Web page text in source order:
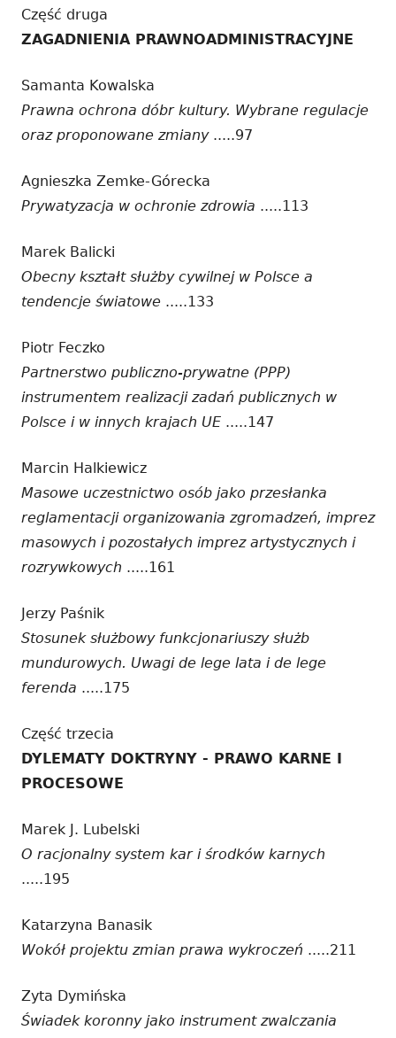
Część druga
ZAGADNIENIA PRAWNOADMINISTRACYJNE
Samanta Kowalska
Prawna ochrona dóbr kultury. Wybrane regulacje
oraz proponowane zmiany.....97
Agnieszka Zemke-Górecka
Prywatyzacja w ochronie zdrowia .....113
Marek Balicki
Obecny kształt służby cywilnej w Polsce a
tendencje światowe .....133
Piotr Feczko
Partnerstwo publiczno-prywatne (PPP)
instrumentem realizacji zadań publicznych w
Polsce i w innych krajach UE .....147
Marcin Halkiewicz
Masowe uczestnictwo osób jako przesłanka
reglamentacji organizowania zgromadzeń, imprez
masowych i pozostałych imprez artystycznych i
rozrywkowych .....161
Jerzy Paśnik
Stosunek służbowy funkcjonariuszy służb
mundurowych. Uwagi de lege lata i de lege
ferenda .....175
Część trzecia
DYLEMATY DOKTRYNY - PRAWO KARNE I
PROCESOWE
Marek J. Lubelski
O racjonalny system kar i środków karnych
.....195
Katarzyna Banasik
Wokół projektu zmian prawa wykroczeń .....211
Zyta Dymińska
Świadek koronny jako instrument zwalczania